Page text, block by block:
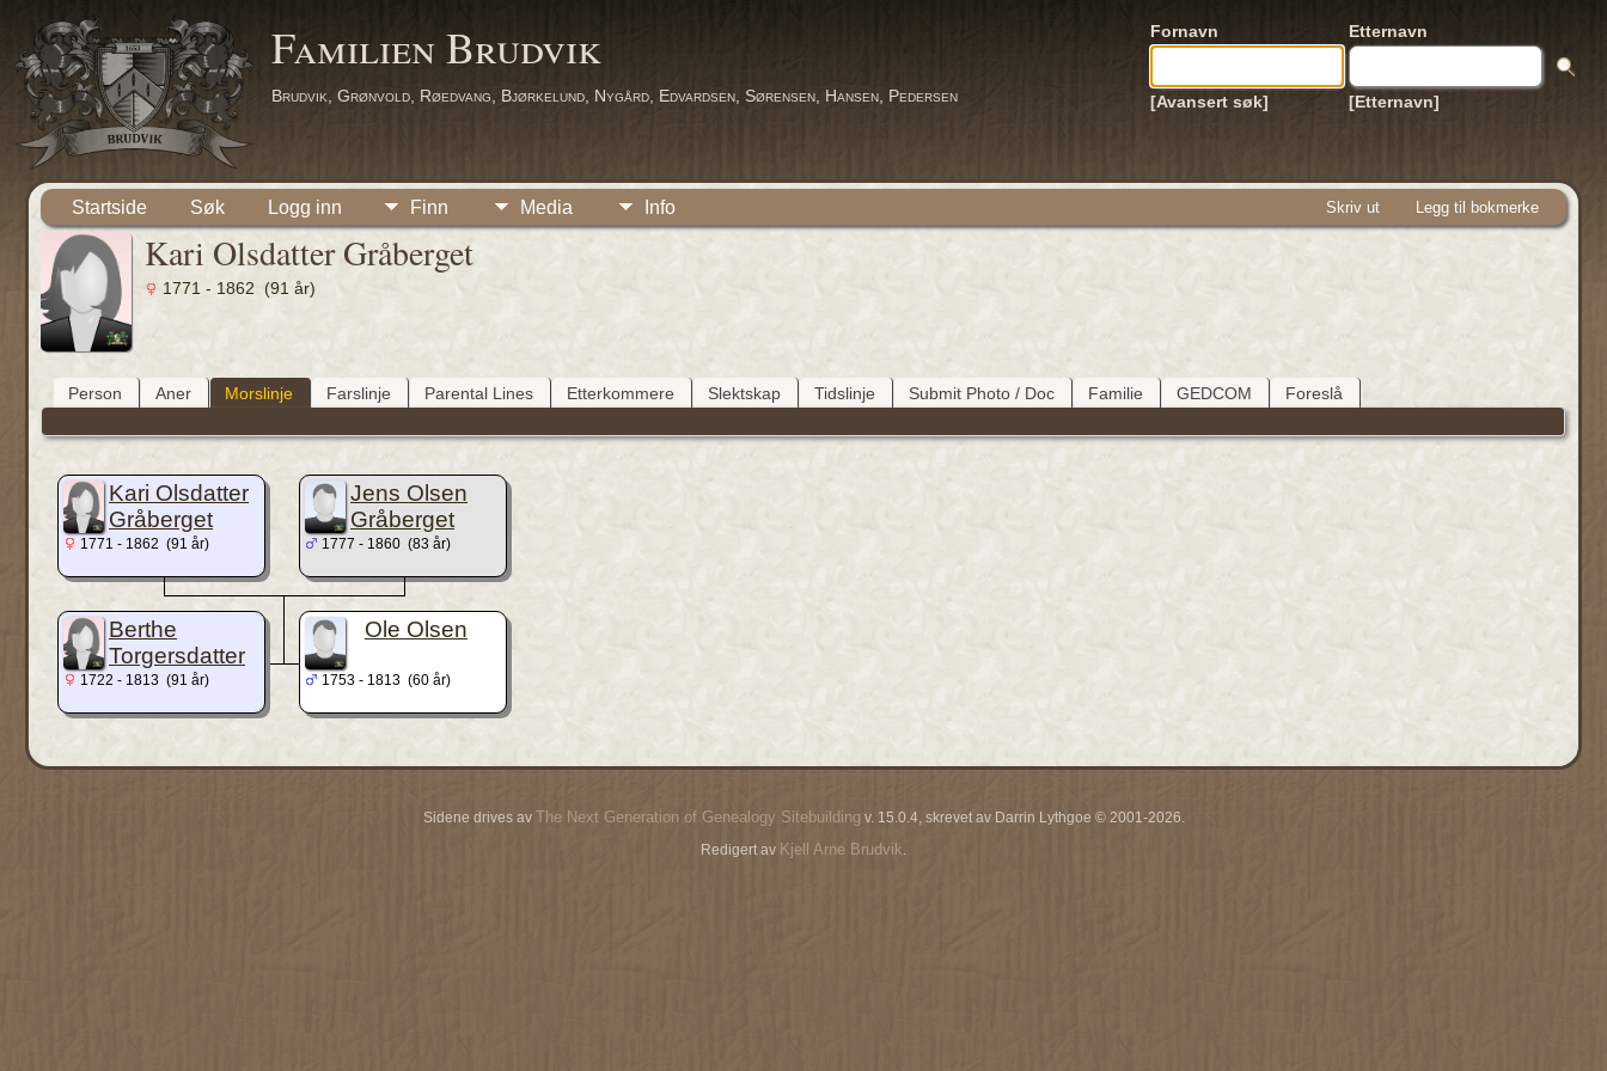
Familien Brudvik
Brudvik, Grønvold, Røedvang, Bjørkelund, Nygård, Edvardsen, Sørensen, Hansen, Pedersen
Fornavn Etternavn
[Avansert søk] [Etternavn]
Startside Søk Logg inn Finn Media Info Skriv ut Legg til bokmerke
Kari Olsdatter Gråberget
1771 - 1862 (91 år)
Person Aner Morslinje Farslinje Parental Lines Etterkommere Slektskap Tidslinje Submit Photo / Doc Familie GEDCOM Foreslå
Kari Olsdatter
Gråberget
1771 - 1862 (91 år)
Jens Olsen
Gråberget
1777 - 1860 (83 år)
Berthe
Torgersdatter
1722 - 1813 (91 år)
Ole Olsen
1753 - 1813 (60 år)
Sidene drives av The Next Generation of Genealogy Sitebuilding v. 15.0.4, skrevet av Darrin Lythgoe © 2001-2026.
Redigert av Kjell Arne Brudvik